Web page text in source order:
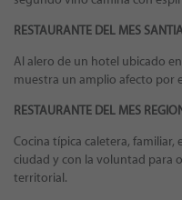
RESTAURANTE DEL MES
Al alero de un hotel ubicado
muestra un amplio afecto por
RESTAURANTE DEL MES
Cocina típica caletera, familiar,
ciudad y con la voluntad para
territorial.